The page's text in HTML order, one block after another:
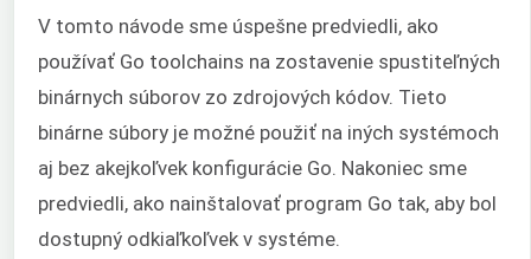
V tomto návode sme úspešne predviedli, ako
používať Go toolchains na zostavenie spustiteľných
binárnych súborov zo zdrojových kódov. Tieto
binárne súbory je možné použiť na iných systémoch
aj bez akejkoľvek konfigurácie Go. Nakoniec sme
predviedli, ako nainštalovať program Go tak, aby bol
dostupný odkiaľkoľvek v systéme.